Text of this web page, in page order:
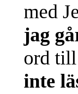
med
jag
ord
inte